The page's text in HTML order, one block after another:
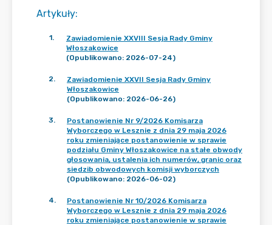
Artykuły:
1.
Zawiadomienie XXVIII Sesja Rady Gminy
Włoszakowice
(Opublikowano: 2026-07-24)
2.
Zawiadomienie XXVII Sesja Rady Gminy
Włoszakowice
(Opublikowano: 2026-06-26)
3.
Postanowienie Nr 9/2026 Komisarza
Wyborczego w Lesznie z dnia 29 maja 2026
roku zmieniające postanowienie w sprawie
podziału Gminy Włoszakowice na stałe obwody
głosowania, ustalenia ich numerów, granic oraz
siedzib obwodowych komisji wyborczych
(Opublikowano: 2026-06-02)
4.
Postanowienie Nr 10/2026 Komisarza
Wyborczego w Lesznie z dnia 29 maja 2026
roku zmieniające postanowienie w sprawie